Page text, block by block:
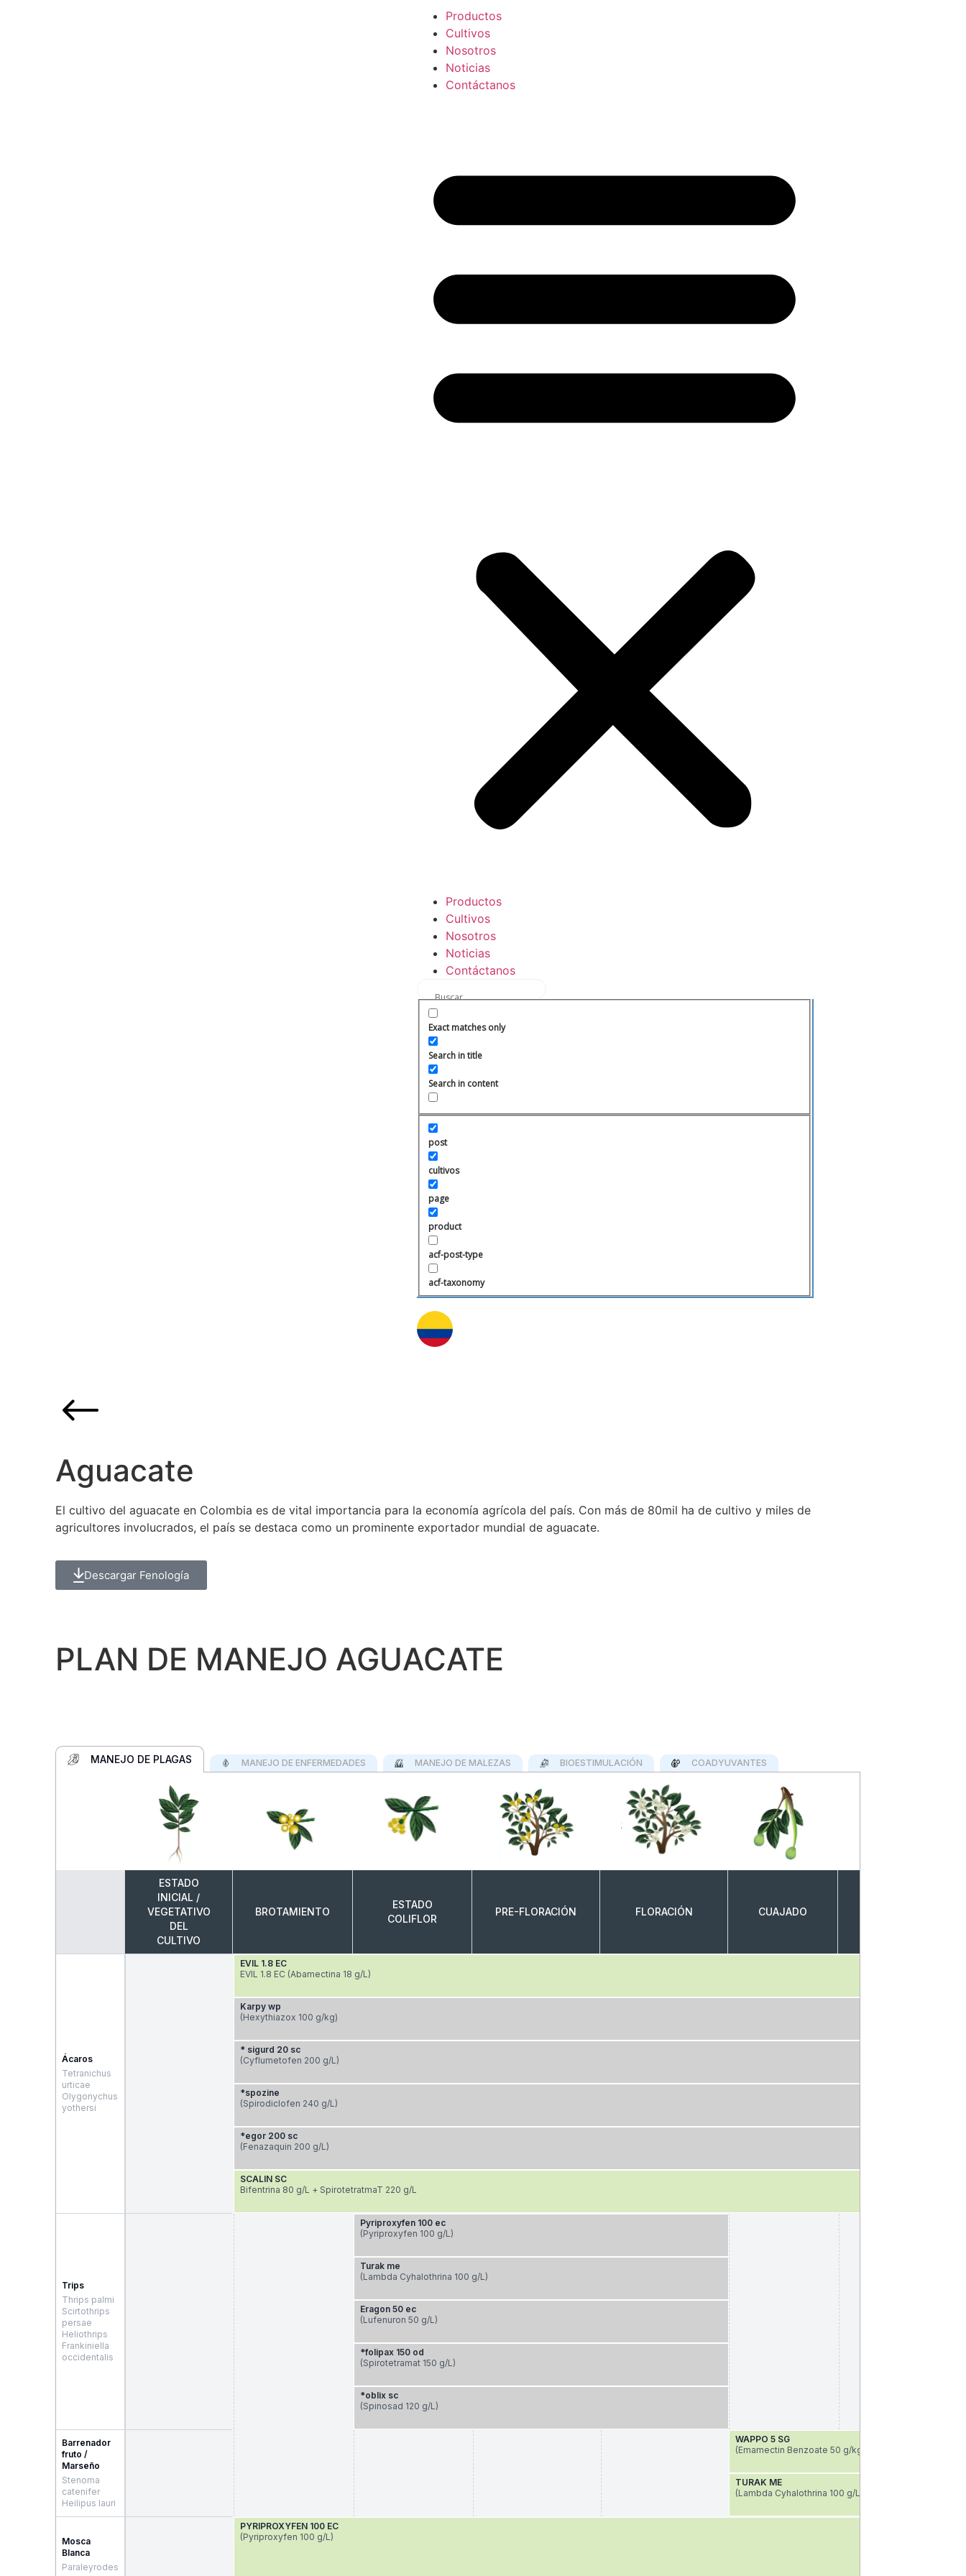
Productos
Cultivos
Nosotros
Noticias
Contáctanos
Productos
Cultivos
Nosotros
Noticias
Contáctanos
Exact matches only
Search in title
Search in content
post
cultivos
page
product
acf-post-type
acf-taxonomy
Aguacate
El cultivo del aguacate en Colombia es de vital importancia para la economía agrícola del país. Con más de 80mil ha de cultivo y miles de
agricultores involucrados, el país se destaca como un prominente exportador mundial de aguacate.
Descargar Fenología
PLAN DE MANEJO AGUACATE